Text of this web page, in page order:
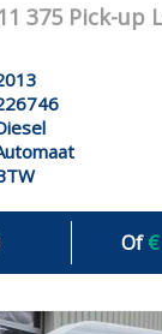
375 Pick-up
Of